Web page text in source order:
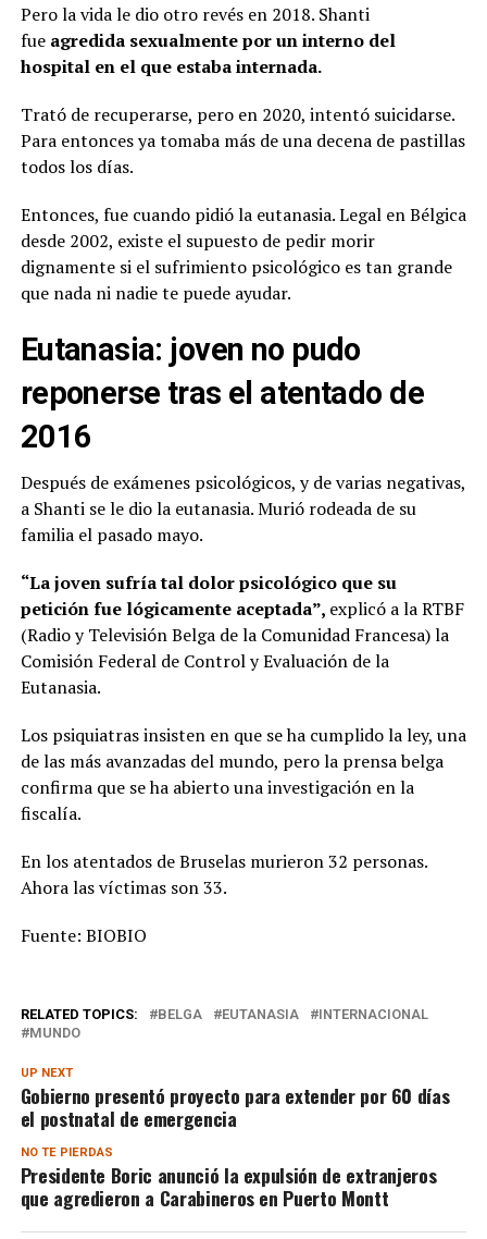
Pero la vida le dio otro revés en 2018. Shanti
fue agredida sexualmente por un interno del
hospital en el que estaba internada.
Trató de recuperarse, pero en 2020, intentó suicidarse.
Para entonces ya tomaba más de una decena de pastillas
todos los días.
Entonces, fue cuando pidió la eutanasia. Legal en Bélgica
desde 2002, existe el supuesto de pedir morir
dignamente si el sufrimiento psicológico es tan grande
que nada ni nadie te puede ayudar.
Eutanasia: joven no pudo
reponerse tras el atentado de
2016
Después de exámenes psicológicos, y de varias negativas,
a Shanti se le dio la eutanasia. Murió rodeada de su
familia el pasado mayo.
“La joven sufría tal dolor psicológico que su
petición fue lógicamente aceptada”, explicó a la RTBF
(Radio y Televisión Belga de la Comunidad Francesa) la
Comisión Federal de Control y Evaluación de la
Eutanasia.
Los psiquiatras insisten en que se ha cumplido la ley, una
de las más avanzadas del mundo, pero la prensa belga
confirma que se ha abierto una investigación en la
fiscalía.
En los atentados de Bruselas murieron 32 personas.
Ahora las víctimas son 33.
Fuente: BIOBIO
RELATED TOPICS: BELGA EUTANASIA
INTERNACIONAL
MUNDO
UP NEXT
Gobierno presentó proyecto para extender por 60 días
el postnatal de emergencia
NO TE PIERDAS
Presidente Boric anunció la expulsión de extranjeros
que agredieron a Carabineros en Puerto Montt